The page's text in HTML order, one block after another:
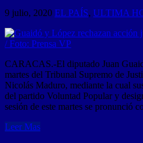
9 julio, 2020 EL PAÍS, ULTIMA
CARACAS.-El diputado Juan
martes del Tribunal Supremo de
Nicolás Maduro, mediante la cual
del partido Voluntad Popular y
sesión de este martes se pronunció
Leer Mas